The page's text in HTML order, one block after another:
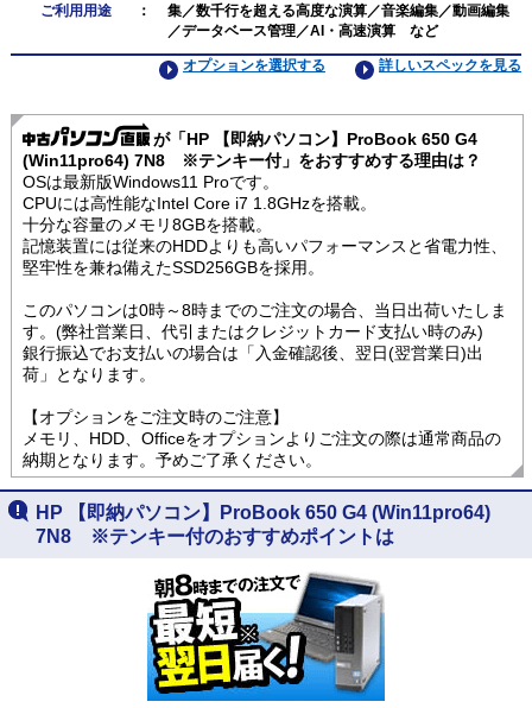
ご利用用途 ：
集／数千行を超える高度な演算／音楽編集／動画編集
／データベース管理／AI・高速演算 など
詳しいスペックを見る
オプションを選択する
が「HP 【即納パソコン】ProBook 650 G4
(Win11pro64) 7N8 ※テンキー付」をおすすめする理由は？
OSは最新版Windows11 Proです。
CPUには高性能なIntel Core i7 1.8GHzを搭載。
十分な容量のメモリ8GBを搭載。
記憶装置には従来のHDDよりも高いパフォーマンスと省電力性、
堅牢性を兼ね備えたSSD256GBを採用。
このパソコンは0時～8時までのご注文の場合、当日出荷いたしま
す。(弊社営業日、代引またはクレジットカード支払い時のみ)
銀行振込でお支払いの場合は「入金確認後、翌日(翌営業日)出
荷」となります。
【オプションをご注文時のご注意】
メモリ、HDD、Officeをオプションよりご注文の際は通常商品の
納期となります。予めご了承ください。
HP 【即納パソコン】ProBook 650 G4 (Win11pro64)
7N8 ※テンキー付のおすすめポイントは